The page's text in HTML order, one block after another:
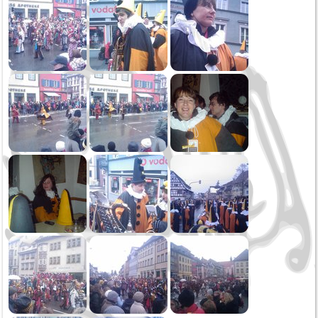
Oktoberfest
Sommerserenade
Jahreskonzert
Schmotziger Donnerstag
2022
Weihnachtsspielen
Kirbe MV Hausen
Oktoberfest Sonntag
Oktoberfest Samstag
Saukirbe Göllsdorf
Stadtfest Rottweil
Jahreskonzert
Generalversammlung
Fasnetssonntag
2021
Weihnachtsspielen